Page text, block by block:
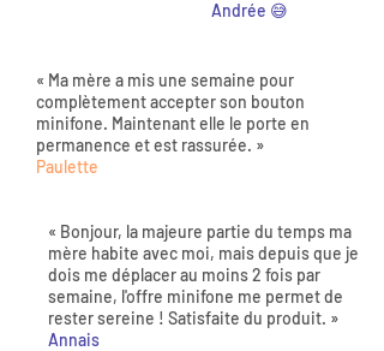
Andrée 😅
« Ma mère a mis une semaine pour
complètement accepter son bouton
minifone. Maintenant elle le porte en
permanence et est rassurée. »
Paulette
« Bonjour, la majeure partie du temps ma
mère habite avec moi, mais depuis que je
dois me déplacer au moins 2 fois par
semaine, l'offre minifone me permet de
rester sereine ! Satisfaite du produit. »
Annais